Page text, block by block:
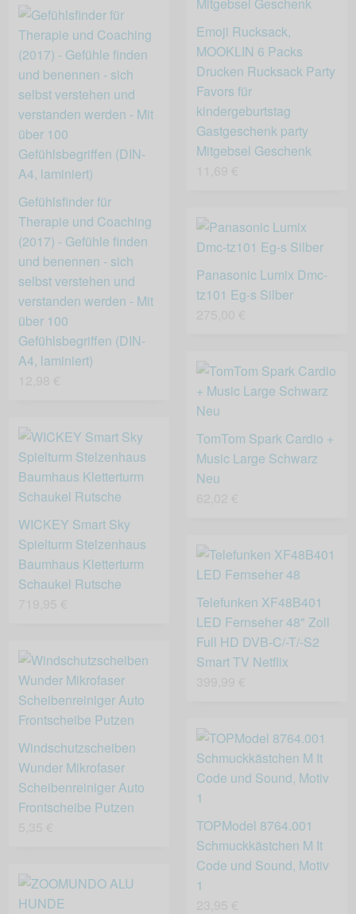
Emoji Rucksack,
MOOKLIN 6 Packs
Drucken Rucksack Party
Favors für
kindergeburtstag
Gastgeschenk party
Mitgebsel Geschenk
Gefühlsfinder für
Therapie und Coaching
(2017) - Gefühle finden
und benennen - sich
selbst verstehen und
verstanden werden - Mit
über 100
Gefühlsbegriffen (DIN-
A4, laminiert)
Panasonic Lumix Dmc-
tz101 Eg-s Silber
TomTom Spark Cardio +
Music Large Schwarz
Neu
WICKEY Smart Sky
Spielturm Stelzenhaus
Baumhaus Kletterturm
Schaukel Rutsche
Telefunken XF48B401
LED Fernseher 48" Zoll
Full HD DVB-C/-T/-S2
Smart TV Netflix
Windschutzscheiben
Wunder Mikrofaser
Scheibenreiniger Auto
Frontscheibe Putzen
TOPModel 8764.001
Schmuckkästchen M It
Code und Sound, Motiv
1